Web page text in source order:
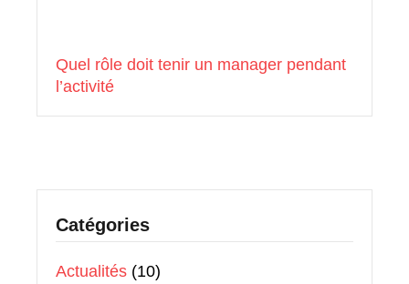
Quel rôle doit tenir un manager pendant
l’activité
Catégories
Actualités (10)